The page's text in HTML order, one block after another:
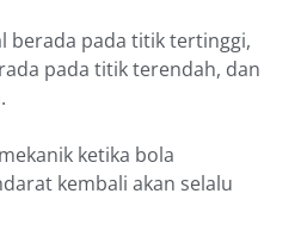
berada pada titik tertinggi,
pada titik terendah, dan
ketika bola
kembali akan selalu